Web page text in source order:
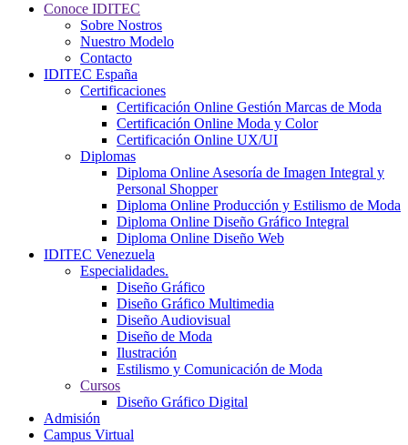
Conoce IDITEC
Sobre Nostros
Nuestro Modelo
Contacto
IDITEC España
Certificaciones
Certificación Online Gestión Marcas de Moda
Certificación Online Moda y Color
Certificación Online UX/UI
Diplomas
Diploma Online Asesoría de Imagen Integral y
Personal Shopper
Diploma Online Producción y Estilismo de Moda
Diploma Online Diseño Gráfico Integral
Diploma Online Diseño Web
IDITEC Venezuela
Especialidades.
Diseño Gráfico
Diseño Gráfico Multimedia
Diseño Audiovisual
Diseño de Moda
Ilustración
Estilismo y Comunicación de Moda
Cursos
Diseño Gráfico Digital
Admisión
Campus Virtual